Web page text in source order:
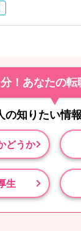
分！あなたの転
の知りたい情
どうか
生